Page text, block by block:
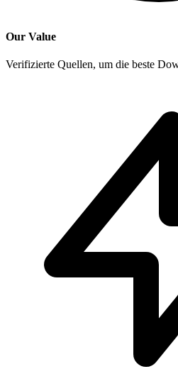
Our Value
Verifizierte Quellen, um die beste